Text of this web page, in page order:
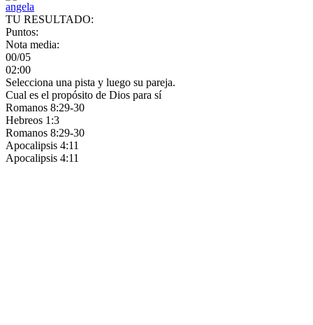
angela
TU RESULTADO:
Puntos:
Nota media:
00/05
02:00
Selecciona una pista y luego su pareja.
Cual es el propósito de Dios para sí
Romanos 8:29-30
Hebreos 1:3
Romanos 8:29-30
Apocalipsis 4:11
Apocalipsis 4:11